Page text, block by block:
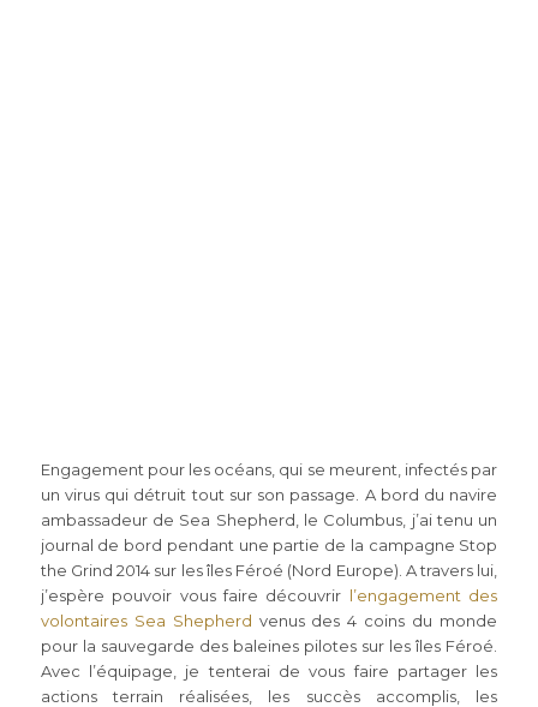
Engagement pour les océans, qui se meurent, infectés par
un virus qui détruit tout sur son passage. A bord du navire
ambassadeur de Sea Shepherd, le Columbus, j’ai tenu un
journal de bord pendant une partie de la campagne Stop
the Grind 2014 sur les îles Féroé (Nord Europe). A travers lui,
j’espère pouvoir vous faire découvrir l’engagement des
volontaires Sea Shepherd venus des 4 coins du monde
pour la sauvegarde des baleines pilotes sur les îles Féroé.
Avec l’équipage, je tenterai de vous faire partager les
actions terrain réalisées, les succès accomplis, les